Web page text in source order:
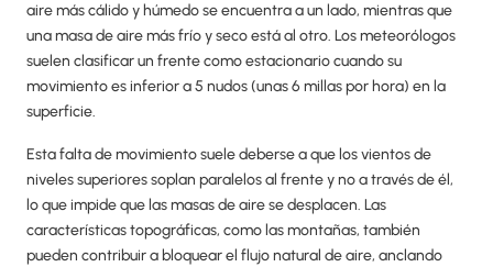
aire más cálido y húmedo se encuentra a un lado, mientras que
una masa de aire más frío y seco está al otro. Los meteorólogos
suelen clasificar un frente como estacionario cuando su
movimiento es inferior a 5 nudos (unas 6 millas por hora) en la
superficie.
Esta falta de movimiento suele deberse a que los vientos de
niveles superiores soplan paralelos al frente y no a través de él,
lo que impide que las masas de aire se desplacen. Las
características topográficas, como las montañas, también
pueden contribuir a bloquear el flujo natural de aire, anclando